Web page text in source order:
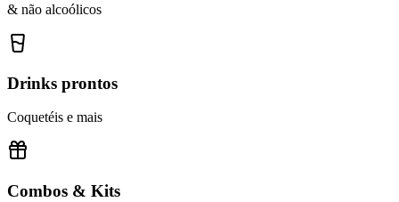
& não alcoólicos
Drinks prontos
Coquetéis e mais
Combos & Kits